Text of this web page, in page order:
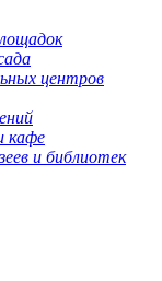
центров
кафе
и библиотек